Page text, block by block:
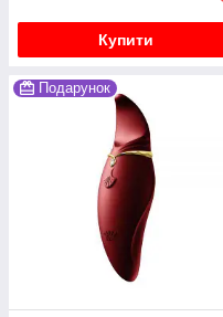
Купити
Подарунок